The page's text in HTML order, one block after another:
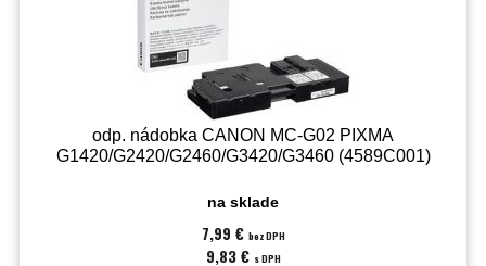
odp. nádobka CANON MC-G02 PIXMA
G1420/G2420/G2460/G3420/G3460 (4589C001)
na sklade
7,99 € bez DPH
9,83 € s DPH